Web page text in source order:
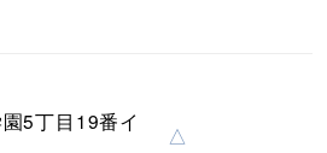
5丁目19番イ
△